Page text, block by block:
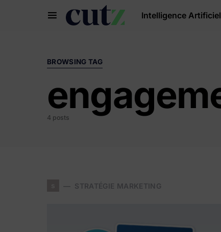
Intelligence
Search for:
BROWSING TAG
4 posts
STRATÉGIE MARKETING